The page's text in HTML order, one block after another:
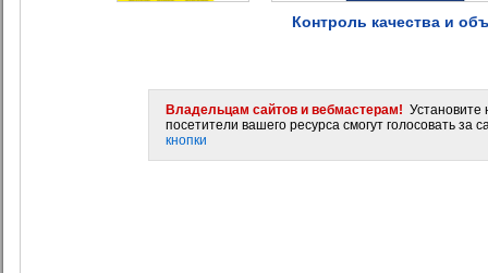
Контроль качества и
Владельцам сайтов и вебмастерам! Установите
посетители вашего ресурса смогут голосовать за
кнопки